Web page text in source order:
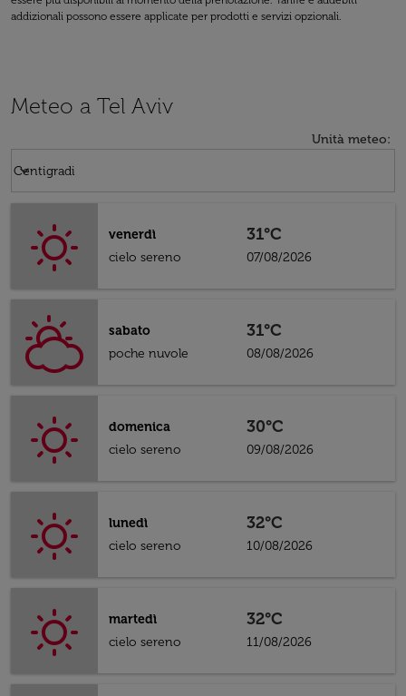
addizionali possono essere applicate per prodotti e servizi opzionali.
Meteo a Tel Aviv
Unità meteo:
Centigradi
keyboard_arrow_down
venerdì
cielo sereno
31°C
07/08/2026
sabato
poche nuvole
31°C
08/08/2026
domenica
cielo sereno
30°C
09/08/2026
lunedì
cielo sereno
32°C
10/08/2026
martedì
cielo sereno
32°C
11/08/2026